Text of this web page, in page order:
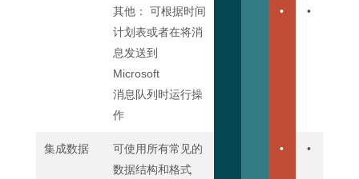
其他： 可根据时间
计划表或者在将消
息发送到
Microsoft
消息队列时运行操
作
• •
集成数据
可使用所有常见的
数据结构和格式
• •